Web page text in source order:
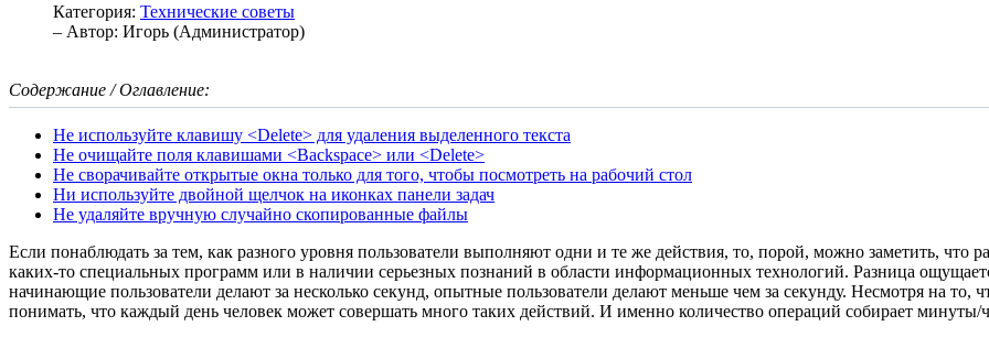
Категория: Технические советы
– Автор: Игорь (Администратор)
Содержание / Оглавление:
Не используйте клавишу <Delete> для удаления выделенного текста
Не очищайте поля клавишами <Backspace> или <Delete>
Не сворачивайте открытые окна только для того, чтобы посмотреть на рабочий стол
Ни используйте двойной щелчок на иконках панели задач
Не удаляйте вручную случайно скопированные файлы
Если понаблюдать за тем, как разного уровня пользователи выполняют одни и те же действия, то, порой, можно заметить, что
каких-то специальных программ или в наличии серьезных познаний в области информационных технологий. Разница
начинающие пользователи делают за несколько секунд, опытные пользователи делают меньше чем за секунду. Несмотря на то,
понимать, что каждый день человек может совершать много таких действий. И именно количество операций собирает